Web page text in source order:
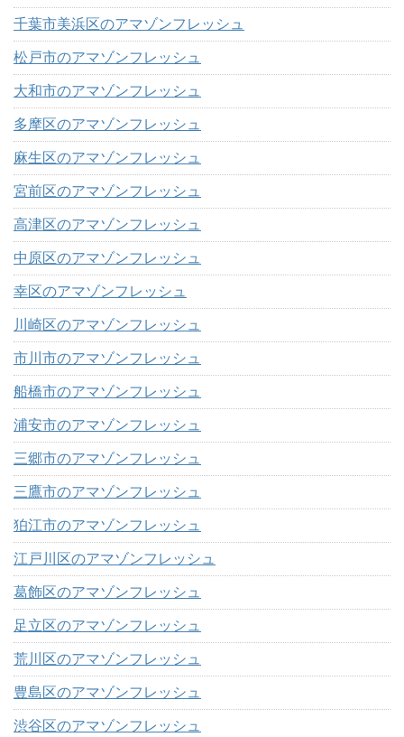
千葉市美浜区のアマゾンフレッシュ
松戸市のアマゾンフレッシュ
大和市のアマゾンフレッシュ
多摩区のアマゾンフレッシュ
麻生区のアマゾンフレッシュ
宮前区のアマゾンフレッシュ
高津区のアマゾンフレッシュ
中原区のアマゾンフレッシュ
幸区のアマゾンフレッシュ
川崎区のアマゾンフレッシュ
市川市のアマゾンフレッシュ
船橋市のアマゾンフレッシュ
浦安市のアマゾンフレッシュ
三郷市のアマゾンフレッシュ
三鷹市のアマゾンフレッシュ
狛江市のアマゾンフレッシュ
江戸川区のアマゾンフレッシュ
葛飾区のアマゾンフレッシュ
足立区のアマゾンフレッシュ
荒川区のアマゾンフレッシュ
豊島区のアマゾンフレッシュ
渋谷区のアマゾンフレッシュ